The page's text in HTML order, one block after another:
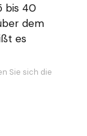
bis 40
dem
es
Sie sich die